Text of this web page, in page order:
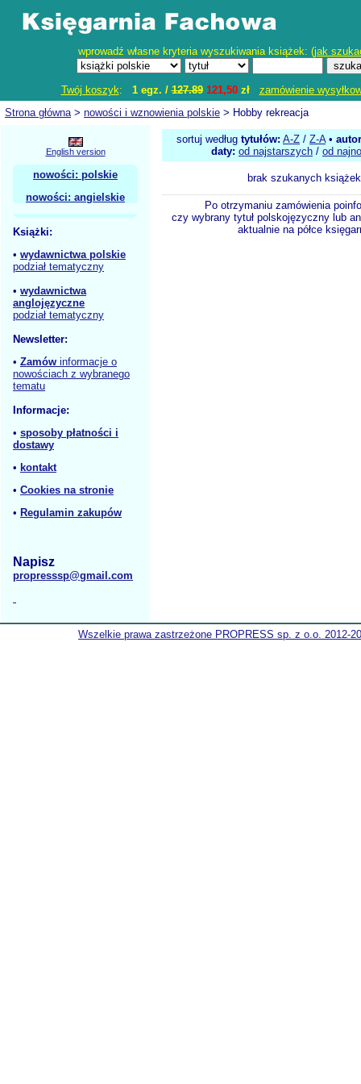
wprowadź własne kryteria wyszukiwania książek: (jak
Twój koszyk: 1 egz. /127.89 121,50zł
zamówienie
Strona główna> nowości i wznowienia polskie > Hobby rekreacja
English version
nowości: polskie
nowości: angielskie
Książki:
• wydawnictwa polskie
podział tematyczny
• wydawnictwa
anglojęzyczne
podział tematyczny
Newsletter:
• Zamów informacje o
nowościach z wybranego
tematu
Informacje:
• sposoby płatności i
dostawy
• kontakt
• Cookies na stronie
• Regulamin zakupów
Napisz
propresssp@gmail.com
sortuj według tytułów: A-Z / Z-A•
daty: od najstarszych / od
brak szukanych książek
Po otrzymaniu zamówienia
czy wybrany tytuł polskojęzyczny lub
aktualnie na półce
Wszelkie prawa zastrzeżone PROPRESS sp. z o.o. 2012-